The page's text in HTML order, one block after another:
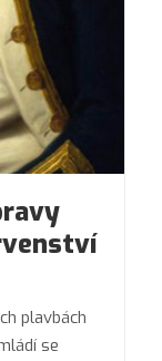
plavbách
se